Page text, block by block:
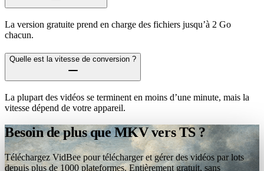
La version gratuite prend en charge des fichiers jusqu’à 2 Go
chacun.
Quelle est la vitesse de conversion ?
La plupart des vidéos se terminent en moins d’une minute, mais la
vitesse dépend de votre appareil.
Besoin de plus que MKV vers TS ?
Téléchargez VidBee pour télécharger et gérer des vidéos par lots
depuis plus de 1000 plateformes. Entièrement gratuit, sans